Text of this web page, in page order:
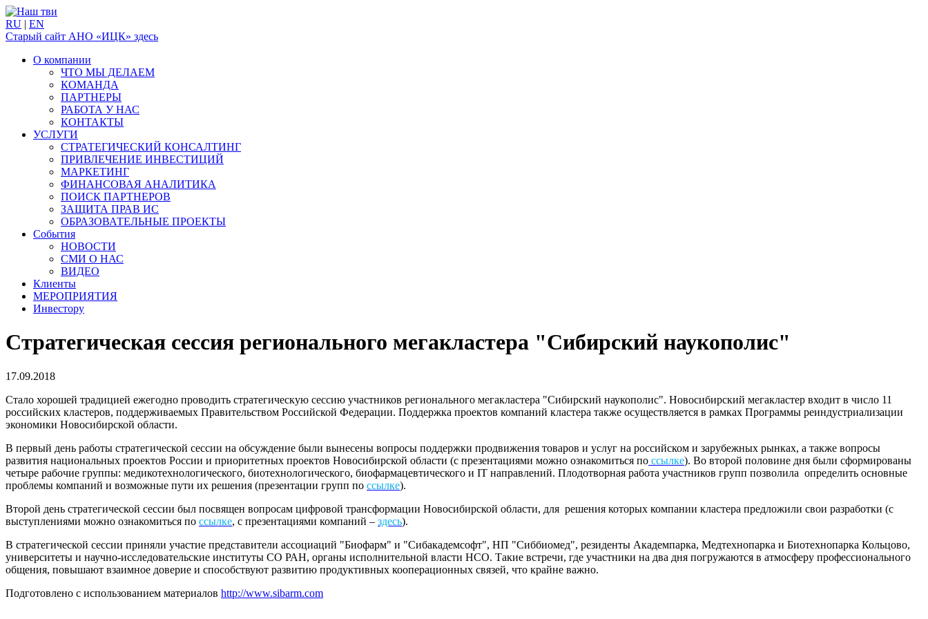
RU | EN
Старый сайт АНО «ИЦК» здесь
О компании
ЧТО МЫ ДЕЛАЕМ
КОМАНДА
ПАРТНЕРЫ
РАБОТА У НАС
КОНТАКТЫ
УСЛУГИ
СТРАТЕГИЧЕСКИЙ КОНСАЛТИНГ
ПРИВЛЕЧЕНИЕ ИНВЕСТИЦИЙ
МАРКЕТИНГ
ФИНАНСОВАЯ АНАЛИТИКА
ПОИСК ПАРТНЕРОВ
ЗАЩИТА ПРАВ ИС
ОБРАЗОВАТЕЛЬНЫЕ ПРОЕКТЫ
События
НОВОСТИ
СМИ О НАС
ВИДЕО
Клиенты
МЕРОПРИЯТИЯ
Инвестору
Стратегическая сессия регионального мегакластера "Сибирский наукополис"
17.09.2018
Стало хорошей традицией ежегодно проводить стратегическую сессию участников регионального мегакластера "Сибирский наукополис". Новосибирский мегакластер входит в число 11
российских кластеров, поддерживаемых Правительством Российской Федерации. Поддержка проектов компаний кластера также осуществляется в рамках Программы реиндустриализации
экономики Новосибирской области.
В первый день работы стратегической сессии на обсуждение были вынесены вопросы поддержки продвижения товаров и услуг на российском и зарубежных рынках, а также вопросы
развития национальных проектов России и приоритетных проектов Новосибирской области (с презентациями можно ознакомиться по ссылке). Во второй половине дня были сформированы
четыре рабочие группы: медикотехнологического, биотехнологического, биофармацевтического и IT направлений. Плодотворная работа участников групп позволила определить основные
проблемы компаний и возможные пути их решения (презентации групп по ссылке).
Второй день стратегической сессии был посвящен вопросам цифровой трансформации Новосибирской области, для решения которых компании кластера предложили свои разработки (с
выступлениями можно ознакомиться по ссылке, с презентациями компаний – здесь).
В стратегической сессии приняли участие представители ассоциаций "Биофарм" и "Сибакадемсофт", НП "Сиббиомед", резиденты Академпарка, Медтехнопарка и Биотехнопарка Кольцово,
университеты и научно-исследовательские институты СО РАН, органы исполнительной власти НСО. Такие встречи, где участники на два дня погружаются в атмосферу профессионального
общения, повышают взаимное доверие и способствуют развитию продуктивных кооперационных связей, что крайне важно.
Подготовлено с использованием материалов http://www.sibarm.com